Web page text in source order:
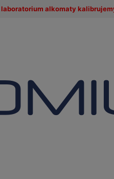
laboratorium alkomaty